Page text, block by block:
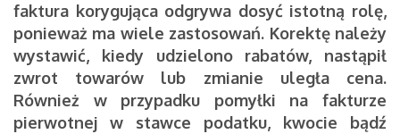
faktura korygująca odgrywa dosyć istotną rolę,
ponieważ ma wiele zastosowań. Korektę należy
wystawić, kiedy udzielono rabatów, nastąpił
zwrot towarów lub zmianie uległa cena.
Również w przypadku pomyłki na fakturze
pierwotnej w stawce podatku, kwocie bądź